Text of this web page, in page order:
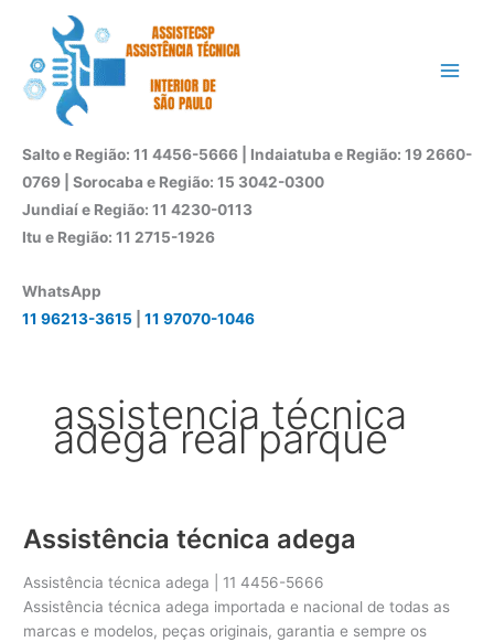
conteúdo
Salto e Região: 11 4456-5666 | Indaiatuba e Região: 19 2660-
0769 | Sorocaba e Região: 15 3042-0300
Jundiaí e Região: 11 4230-0113
Itu e Região: 11 2715-1926
WhatsApp
11 96213-3615
11 97070-1046
assistencia técnica
adega real parque
Assistência técnica adega
Assistência técnica adega | 11 4456-5666
Assistência técnica adega importada e nacional de todas as
marcas e modelos, peças originais, garantia e sempre os